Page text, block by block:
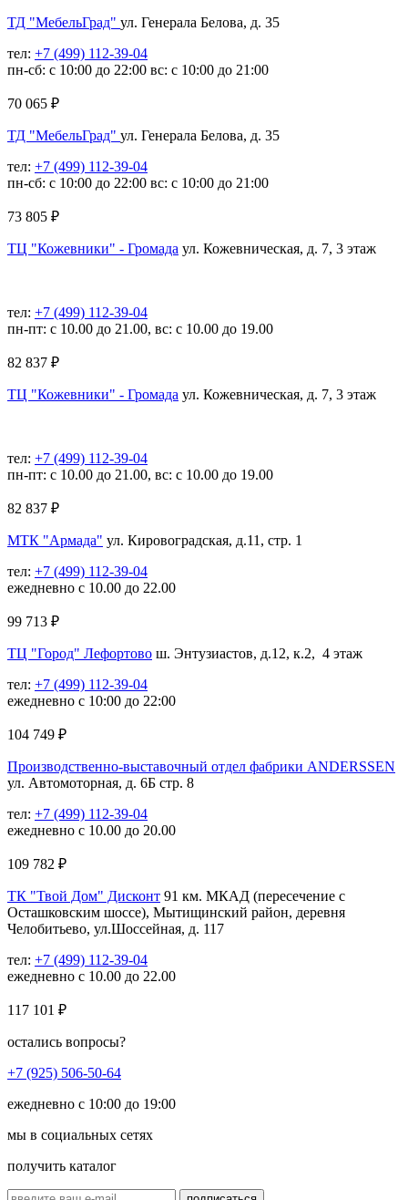
ТД "МебельГрад" ул. Генерала Белова, д. 35
тел: +7 (499) 112-39-04
пн-сб: с 10:00 до 22:00 вс: с 10:00 до 21:00
70 065 ₽
ТД "МебельГрад" ул. Генерала Белова, д. 35
тел: +7 (499) 112-39-04
пн-сб: с 10:00 до 22:00 вс: с 10:00 до 21:00
73 805 ₽
ТЦ "Кожевники" - Громада ул. Кожевническая, д. 7, 3 этаж
тел: +7 (499) 112-39-04
пн-пт: с 10.00 до 21.00, вс: с 10.00 до 19.00
82 837 ₽
ТЦ "Кожевники" - Громада ул. Кожевническая, д. 7, 3 этаж
тел: +7 (499) 112-39-04
пн-пт: с 10.00 до 21.00, вс: с 10.00 до 19.00
82 837 ₽
МТК "Армада" ул. Кировоградская, д.11, стр. 1
тел: +7 (499) 112-39-04
ежедневно с 10.00 до 22.00
99 713 ₽
ТЦ "Город" Лефортово ш. Энтузиастов, д.12, к.2, 4 этаж
тел: +7 (499) 112-39-04
ежедневно с 10:00 до 22:00
104 749 ₽
Производственно-выставочный отдел фабрики ANDERSSEN
ул. Автомоторная, д. 6Б стр. 8
тел: +7 (499) 112-39-04
ежедневно с 10.00 до 20.00
109 782 ₽
ТК "Твой Дом" Дисконт 91 км. МКАД (пересечение с
Осташковским шоссе), Мытищинский район, деревня
Челобитьево, ул.Шоссейная, д. 117
тел: +7 (499) 112-39-04
ежедневно с 10.00 до 22.00
117 101 ₽
остались вопросы?
+7 (925) 506-50-64
ежедневно с 10:00 до 19:00
мы в социальных сетях
получить каталог